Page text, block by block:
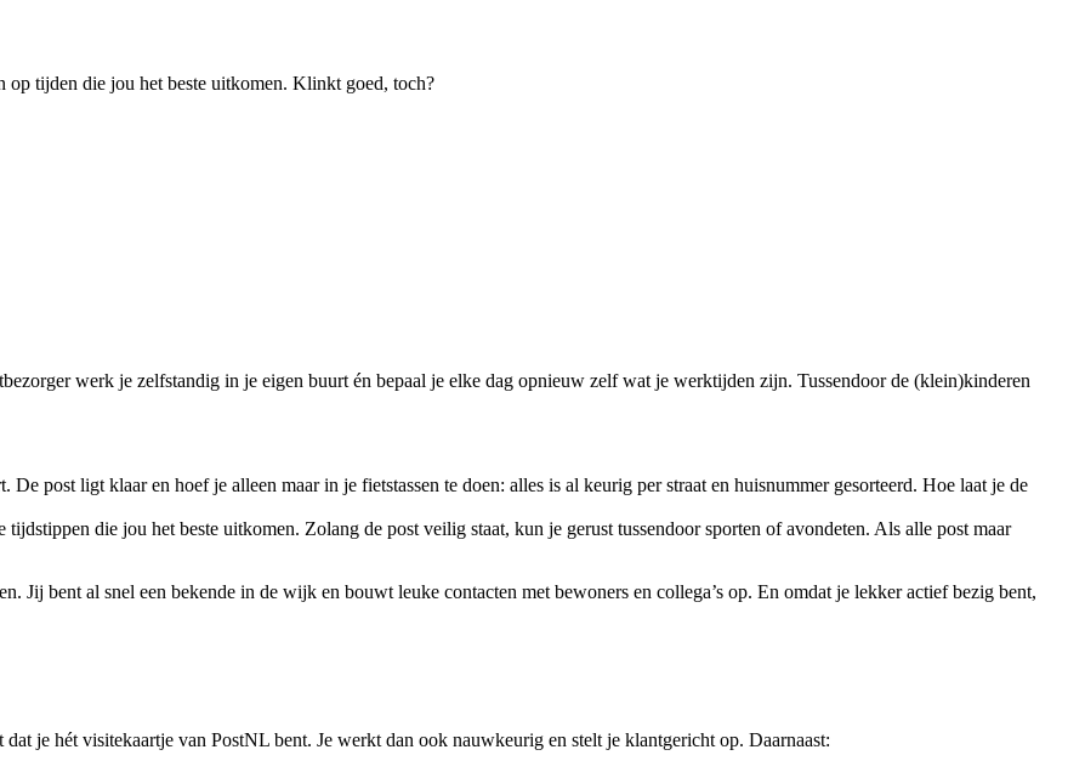
tijden die jou het beste uitkomen. Klinkt goed, toch?
werk je zelfstandig in je eigen buurt én bepaal je elke dag opnieuw zelf wat je werktijden zijn. Tussendoor de (klein)kinderen
post ligt klaar en hoef je alleen maar in je fietstassen te doen: alles is al keurig per straat en huisnummer gesorteerd. Hoe laat je de
die jou het beste uitkomen. Zolang de post veilig staat, kun je gerust tussendoor sporten of avondeten. Als alle post maar
Jij bent al snel een bekende in de wijk en bouwt leuke contacten met bewoners en collega’s op. En omdat je lekker actief bezig bent,
je hét visitekaartje van PostNL bent. Je werkt dan ook nauwkeurig en stelt je klantgericht op. Daarnaast: